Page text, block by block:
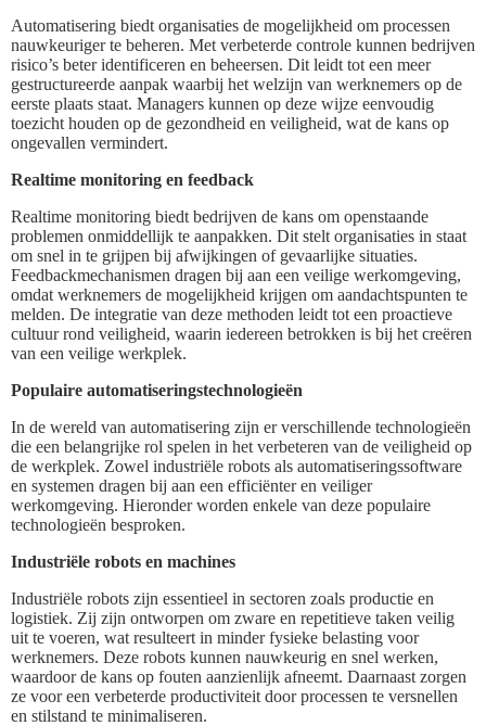
Automatisering biedt organisaties de mogelijkheid om processen
nauwkeuriger te beheren. Met verbeterde controle kunnen bedrijven
risico’s beter identificeren en beheersen. Dit leidt tot een meer
gestructureerde aanpak waarbij het welzijn van werknemers op de
eerste plaats staat. Managers kunnen op deze wijze eenvoudig
toezicht houden op de gezondheid en veiligheid, wat de kans op
ongevallen vermindert.
Realtime monitoring en feedback
Realtime monitoring biedt bedrijven de kans om openstaande
problemen onmiddellijk te aanpakken. Dit stelt organisaties in staat
om snel in te grijpen bij afwijkingen of gevaarlijke situaties.
Feedbackmechanismen dragen bij aan een veilige werkomgeving,
omdat werknemers de mogelijkheid krijgen om aandachtspunten te
melden. De integratie van deze methoden leidt tot een proactieve
cultuur rond veiligheid, waarin iedereen betrokken is bij het creëren
van een veilige werkplek.
Populaire automatiseringstechnologieën
In de wereld van automatisering zijn er verschillende technologieën
die een belangrijke rol spelen in het verbeteren van de veiligheid op
de werkplek. Zowel industriële robots als automatiseringssoftware
en systemen dragen bij aan een efficiënter en veiliger
werkomgeving. Hieronder worden enkele van deze populaire
technologieën besproken.
Industriële robots en machines
Industriële robots zijn essentieel in sectoren zoals productie en
logistiek. Zij zijn ontworpen om zware en repetitieve taken veilig
uit te voeren, wat resulteert in minder fysieke belasting voor
werknemers. Deze robots kunnen nauwkeurig en snel werken,
waardoor de kans op fouten aanzienlijk afneemt. Daarnaast zorgen
ze voor een verbeterde productiviteit door processen te versnellen
en stilstand te minimaliseren.